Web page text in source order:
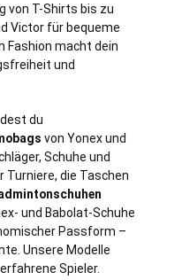
von T-Shirts bis zu
Victor für bequeme
Fashion macht dein
und
du
von Yonex und
Schuhe und
Turniere, die Taschen
und Babolat-Schuhe
Passform –
Unsere Modelle
Spieler.